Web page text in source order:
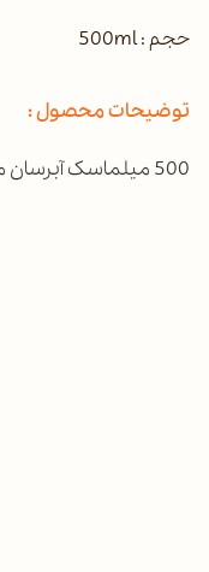
حجم : 500ml
توضیحات محصول :
500 میلماسک آبرسان موهای نازک تا ضخیم